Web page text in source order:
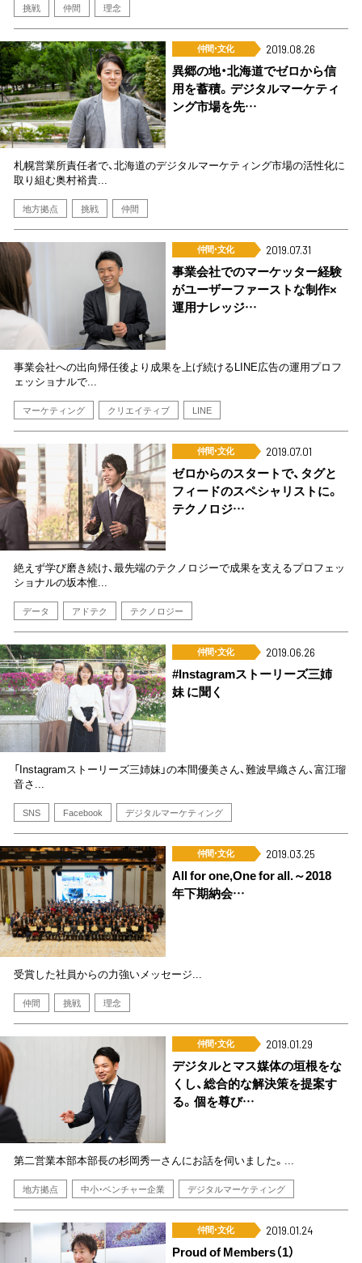
挑戦 仲間 理念
仲間･文化 2019.08.26
異郷の地・北海道でゼロから信
用を蓄積。デジタルマーケティ
ング市場を先…
札幌営業所責任者で、北海道のデジタルマーケティング市場の活性化に
取り組む奥村裕貴...
地方拠点 挑戦 仲間
仲間･文化 2019.07.31
事業会社でのマーケッター経験
がユーザーファーストな制作×
運用ナレッジ…
事業会社への出向帰任後より成果を上げ続けるLINE広告の運用プロフ
ェッショナルで...
マーケティング クリエイティブ LINE
仲間･文化 2019.07.01
ゼロからのスタートで、タグと
フィードのスペシャリストに。
テクノロジ…
絶えず学び磨き続け、最先端のテクノロジーで成果を支えるプロフェッ
ショナルの坂本惟...
データ アドテク テクノロジー
仲間･文化 2019.06.26
#Instagramストーリーズ三姉
妹 に聞く
「Instagramストーリーズ三姉妹」の本間優美さん、難波早織さん、富江瑠
音さ...
SNS Facebook デジタルマーケティング
仲間･文化 2019.03.25
All for one,One for all.～2018
年下期納会…
受賞した社員からの力強いメッセージ...
仲間 挑戦 理念
仲間･文化 2019.01.29
デジタルとマス媒体の垣根をな
くし、総合的な解決策を提案す
る。個を尊び…
第二営業本部本部長の杉岡秀一さんにお話を伺いました。...
地方拠点 中小・ベンチャー企業 デジタルマーケティング
仲間･文化 2019.01.24
Proud of Members（1）